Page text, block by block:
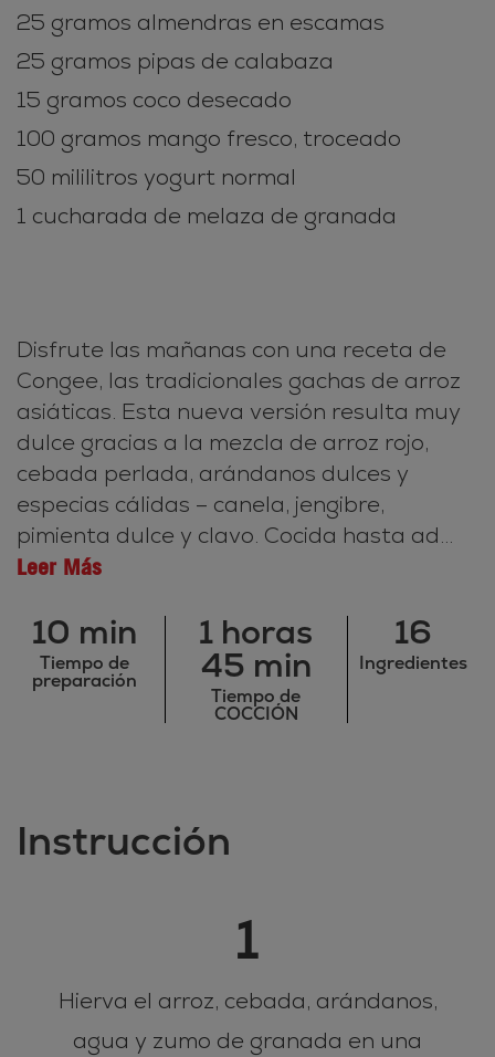
25 gramos almendras en escamas
25 gramos pipas de calabaza
15 gramos coco desecado
100 gramos mango fresco, troceado
50 mililitros yogurt normal
1 cucharada de melaza de granada
Disfrute las mañanas con una receta de
Congee, las tradicionales gachas de arroz
asiáticas. Esta nueva versión resulta muy
dulce gracias a la mezcla de arroz rojo,
cebada perlada, arándanos dulces y
especias cálidas – canela, jengibre,
pimienta dulce y clavo. Cocida hasta ad...
Leer Más
10 min
Tiempo de
preparación
1 horas
45 min
Tiempo de
COCCIÓN
16
Ingredientes
Instrucción
1
Hierva el arroz, cebada, arándanos,
agua y zumo de granada en una